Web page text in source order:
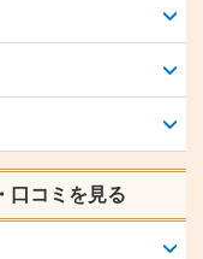
口コミを見る